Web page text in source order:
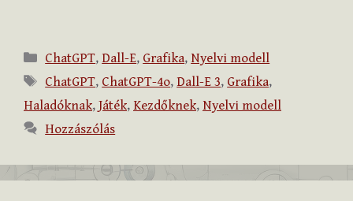
Kategória
ChatGPT, Dall-E, Grafika, Nyelvi modell
Címkék
ChatGPT, ChatGPT-4o, Dall-E 3, Grafika,
Haladóknak, Játék, Kezdőknek, Nyelvi modell
Hozzászólás